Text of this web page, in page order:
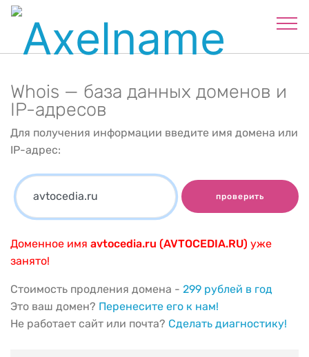
Whois — база данных доменов и
IP-адресов
Для получения информации введите имя домена или
IP-адрес:
проверить
Доменное имя avtocedia.ru (AVTOCEDIA.RU) уже
занято!
Стоимость продления домена - 299 рублей в год
Это ваш домен? Перенесите его к нам!
Не работает сайт или почта? Сделать диагностику!